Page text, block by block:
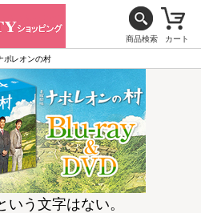
商品検索 カート
ポレオンの村
う文字はない。